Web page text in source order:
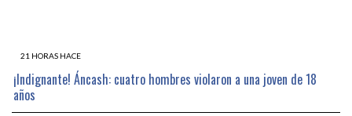
21 HORAS HACE
¡Indignante! Áncash: cuatro hombres violaron a una joven de 18
años